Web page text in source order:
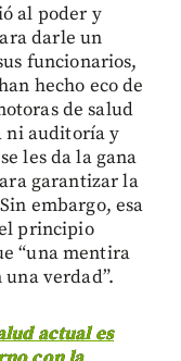
al poder y
darle un
funcionarios,
hecho eco de
de salud
ni auditoría y
les da la gana
garantizar la
embargo, esa
principio
“una mentira
verdad”.
actual es